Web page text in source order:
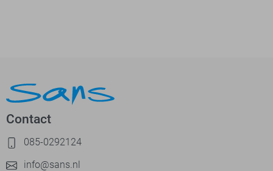
Contact
085-0292124
info@sans.nl